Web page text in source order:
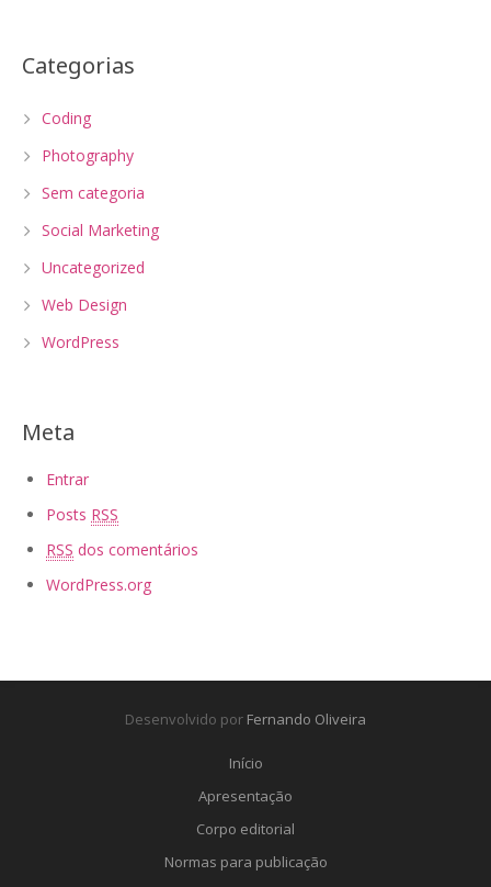
Categorias
Coding
Photography
Sem categoria
Social Marketing
Uncategorized
Web Design
WordPress
Meta
Entrar
Posts RSS
RSS dos comentários
WordPress.org
Desenvolvido por Fernando Oliveira
Início
Apresentação
Corpo editorial
Normas para publicação